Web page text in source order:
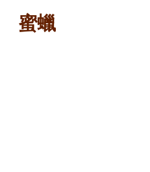
蜜蠟